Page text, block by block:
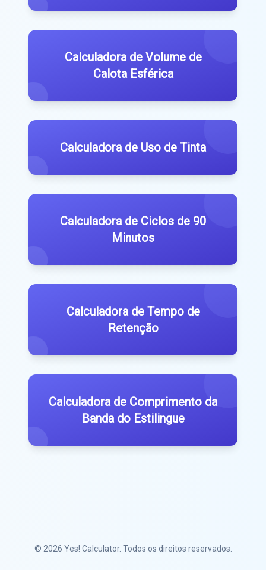
Calculadora de Volume de
Calota Esférica
Calculadora de Uso de Tinta
Calculadora de Ciclos de 90
Minutos
Calculadora de Tempo de
Retenção
Calculadora de Comprimento da
Banda do Estilingue
© 2026 Yes! Calculator. Todos os direitos reservados.